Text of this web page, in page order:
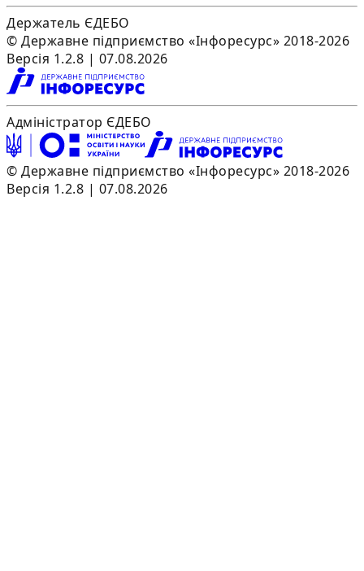
Держатель ЄДЕБО
© Державне підприємство «Інфоресурс» 2018-2026
Версія 1.2.8 | 07.08.2026
Адміністратор ЄДЕБО
© Державне підприємство «Інфоресурс» 2018-2026
Версія 1.2.8 | 07.08.2026